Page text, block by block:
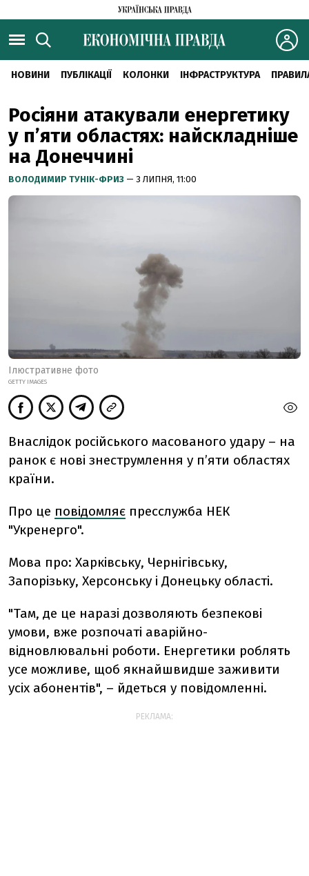
НОВИНИ ПУБЛІКАЦІЇ КОЛОНКИ ІНФРАСТРУКТУРА
Росіяни атакували енергетику
у пʼяти областях: найскладніше
на Донеччині
ВОЛОДИМИР ТУНІК-ФРИЗ — 3 ЛИПНЯ, 11:00
Ілюстративне фото
GETTY IMAGES
Внаслідок російського масованого удару – на
ранок є нові знеструмлення у пʼяти областях
країни.
Про це повідомляє пресслужба НЕК
"Укренерго".
Мова про: Харківську, Чернігівську,
Запорізьку, Херсонську і Донецьку області.
"Там, де це наразі дозволяють безпекові
умови, вже розпочаті аварійно-
відновлювальні роботи. Енергетики роблять
усе можливе, щоб якнайшвидше заживити
усіх абонентів", – йдеться у повідомленні.
РЕКЛАМА: